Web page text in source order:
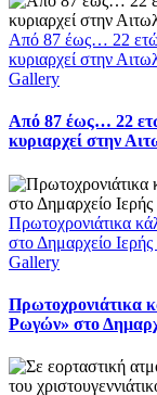
Από 87 έως… 22
κυριαρχεί στην
Gallery
Από 87 έως… 22
κυριαρχεί στην
Πρωτοχρονιάτικα
στο Δημαρχείο
Gallery
Πρωτοχρονιάτικα
Ρωγών» στο